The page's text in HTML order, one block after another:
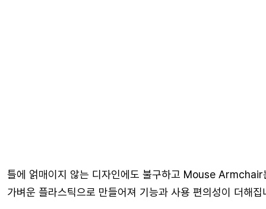
틀에 얽매이지 않는 디자인에도 불구하고 Mouse Armchair
가벼운 플라스틱으로 만들어져 기능과 사용 편의성이 더해집